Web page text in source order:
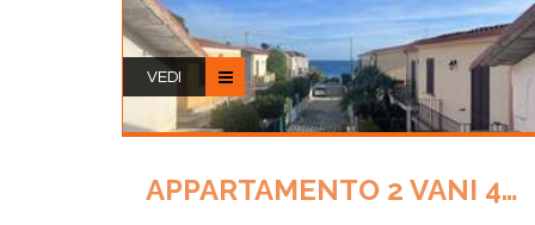
VEDI
APPARTAMENTO 2 VANI 44 MQ.